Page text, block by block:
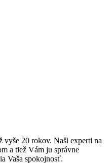
vyše 20 rokov. Naši experti na
a tiež Vám ju správne
Vaša spokojnosť.